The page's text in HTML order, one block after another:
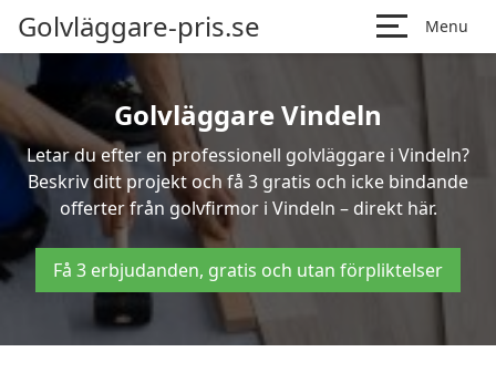
Golvläggare-pris.se Menu
Golvläggare Vindeln
Letar du efter en professionell golvläggare i Vindeln?
Beskriv ditt projekt och få 3 gratis och icke bindande
offerter från golvfirmor i Vindeln – direkt här.
Få 3 erbjudanden, gratis och utan förpliktelser